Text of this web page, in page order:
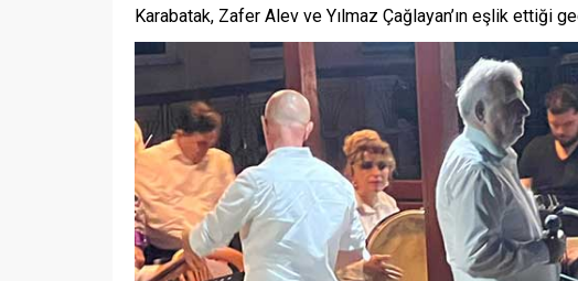
Karabatak, Zafer Alev ve Yılmaz Çağlayan’ın eşlik